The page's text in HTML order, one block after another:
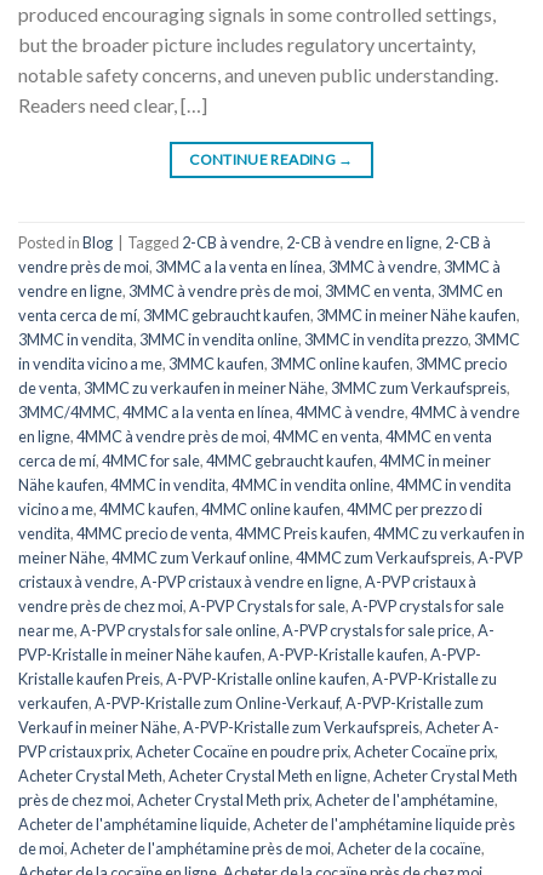
produced encouraging signals in some controlled settings,
but the broader picture includes regulatory uncertainty,
notable safety concerns, and uneven public understanding.
Readers need clear, […]
CONTINUE READING →
Posted inBlog Tagged 2-CB à vendre, 2-CB à vendre en ligne, 2-CB à
vendre près de moi, 3MMC a la venta en línea, 3MMC à vendre, 3MMC à
vendre en ligne, 3MMC à vendre près de moi, 3MMC en venta, 3MMC en
venta cerca de mí, 3MMC gebraucht kaufen, 3MMC in meiner Nähe kaufen,
3MMC in vendita, 3MMC in vendita online, 3MMC in vendita prezzo, 3MMC
in vendita vicino a me, 3MMC kaufen, 3MMC online kaufen, 3MMC precio
de venta, 3MMC zu verkaufen in meiner Nähe, 3MMC zum Verkaufspreis,
3MMC/4MMC,4MMC a la venta en línea,4MMC à vendre,4MMC à vendre
en ligne,4MMC à vendre près de moi,4MMC en venta,4MMC en venta
cerca de mí,4MMC for sale,4MMC gebraucht kaufen,4MMC in meiner
Nähe kaufen,4MMC in vendita,4MMC in vendita online,4MMC in vendita
vicino a me,4MMC kaufen,4MMC online kaufen,4MMC per prezzo di
vendita,4MMC precio de venta,4MMC Preis kaufen,4MMC zu verkaufen in
meiner Nähe,4MMC zum Verkauf online,4MMC zum Verkaufspreis,A-PVP
cristaux à vendre,A-PVP cristaux à vendre en ligne,A-PVP cristaux à
vendre près de chez moi,A-PVP Crystals for sale,A-PVP crystals for sale
near me,A-PVP crystals for sale online,A-PVP crystals for sale price,A-
PVP-Kristalle in meiner Nähe kaufen,A-PVP-Kristalle kaufen,A-PVP-
Kristalle kaufen Preis,A-PVP-Kristalle online kaufen,A-PVP-Kristalle zu
verkaufen,A-PVP-Kristalle zum Online-Verkauf,A-PVP-Kristalle zum
Verkauf in meiner Nähe,A-PVP-Kristalle zum Verkaufspreis,Acheter A-
PVP cristaux prix,Acheter Cocaïne en poudre prix,Acheter Cocaïne prix,
Acheter Crystal Meth,Acheter Crystal Meth en ligne,Acheter Crystal Meth
près de chez moi,Acheter Crystal Meth prix,Acheter de l'amphétamine,
Acheter de l'amphétamine liquide,Acheter de l'amphétamine liquide près
de moi,Acheter de l'amphétamine près de moi,Acheter de la cocaïne,